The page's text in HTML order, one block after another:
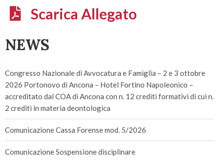
Scarica Allegato
NEWS
Congresso Nazionale di Avvocatura e Famiglia – 2 e 3 ottobre
2026 Portonovo di Ancona – Hotel Fortino Napoleonico –
accreditato dal COA di Ancona con n. 12 crediti formativi di cui n.
2 crediti in materia deontologica
Comunicazione Cassa Forense mod. 5/2026
Comunicazione Sospensione disciplinare